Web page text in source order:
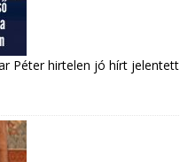
Péter hirtelen jó hírt jelentett